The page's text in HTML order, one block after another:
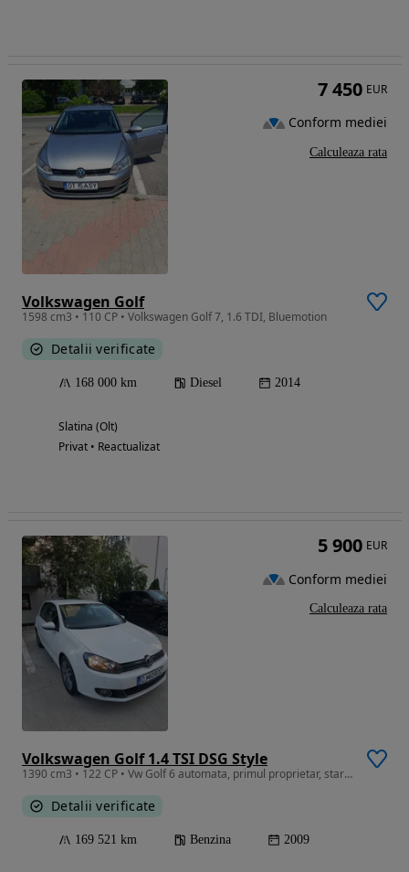
Volkswagen Golf
1598 cm3 • 110 CP • Volkswagen Golf 7, 1.6 TDI, Bluemotion
Detalii verificate
168 000 km Diesel 2014
Slatina (Olt)
Privat • Reactualizat
7 450 EUR
Conform mediei
Calculeaza rata
Volkswagen Golf 1.4 TSI DSG Style
1390 cm3 • 122 CP • Vw Golf 6 automata, primul proprietar, stare foarte buna
Detalii verificate
169 521 km Benzina 2009
5 900 EUR
Conform mediei
Calculeaza rata